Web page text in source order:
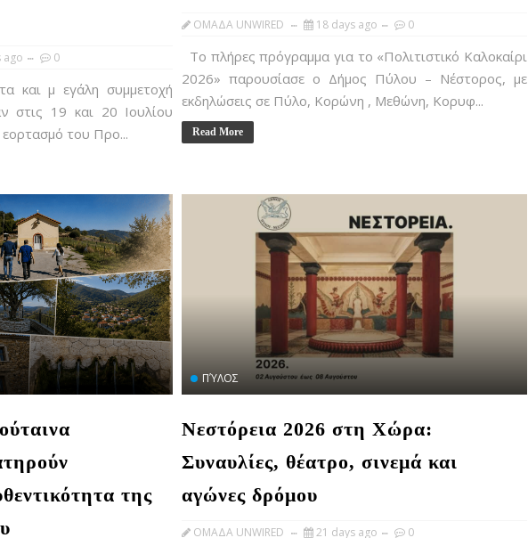
ago 0
και μ εγάλη συμμετοχή
στις 19 και 20 Ιουλίου
εορτασμό του Προ...
OMAΔΑ UNWIRED 18 days ago 0
Το πλήρες πρόγραμμα για το «Πολιτιστικό Καλοκαίρι
2026» παρουσίασε ο Δήμος Πύλου – Νέστορος, με
εκδηλώσεις σε Πύλο, Κορώνη , Μεθώνη, Κορυφ...
Read More
της
ΠΎΛΟΣ
Νεστόρεια 2026 στη Χώρα:
Συναυλίες, θέατρο, σινεμά και
αγώνες δρόμου
OMAΔΑ UNWIRED 21 days ago 0